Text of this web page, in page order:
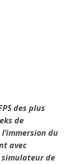
des plus
de
du
avec
simulateur de